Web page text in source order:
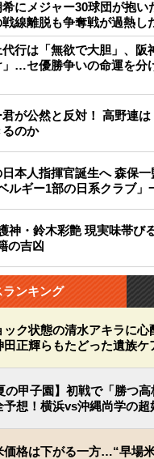
にメジャー30球団が抱い
戦線離脱も争奪戦が過熱し
代行は「無欲で大胆」、阪
」…セ優勝争いの命運を分
君が公然と反対！ 高野連
のか
本人指揮官誕生へ 森保
ルギー1部の日系クラブ」
神・鈴木彩艶 現実味帯び
の吉凶
ランキング
ック状態の清水アキラに
田正輝らもたどった遺族ケ
の甲子園】初戦で「勝つ
予想！横浜vs沖縄尚学の
価格は下がる一方…“早場